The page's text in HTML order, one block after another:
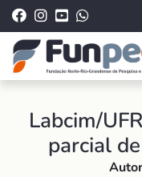
Labcim/
parcial